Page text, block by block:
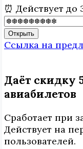
⏰ Действует до
Открыть
Ссылка на
Даёт скидку
авиабилетов
Сработает при
Действует на
пользователей.